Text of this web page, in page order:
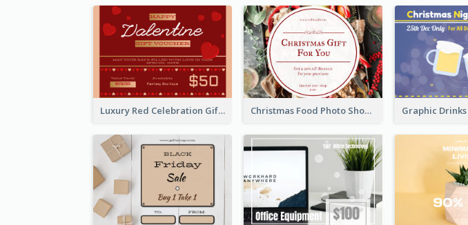
Luxury Red Celebration Gift Card Template Design Christmas Food Photo Shopping Discount Gift Card